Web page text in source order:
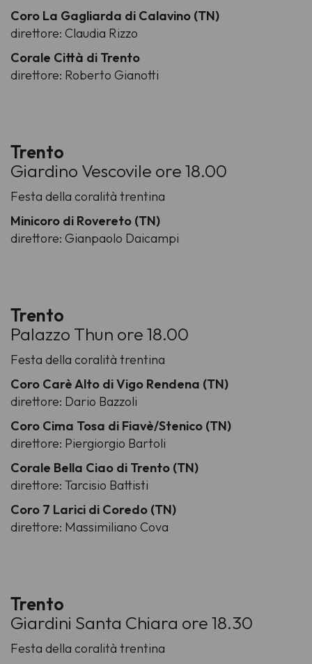
Coro La Gagliarda di Calavino (TN)
direttore: Claudia Rizzo
Corale Città di Trento
direttore: Roberto Gianotti
Trento
Giardino Vescovile ore 18.00
Festa della coralità trentina
Minicoro di Rovereto (TN)
direttore: Gianpaolo Daicampi
Trento
Palazzo Thun ore 18.00
Festa della coralità trentina
Coro Carè Alto di Vigo Rendena (TN)
direttore: Dario Bazzoli
Coro Cima Tosa di Fiavè/Stenico (TN)
direttore: Piergiorgio Bartoli
Corale Bella Ciao di Trento (TN)
direttore: Tarcisio Battisti
Coro 7 Larici di Coredo (TN)
direttore: Massimiliano Cova
Trento
Giardini Santa Chiara ore 18.30
Festa della coralità trentina